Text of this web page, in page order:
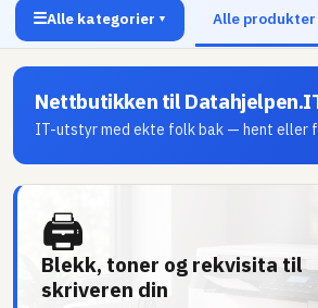
☰Alle kategorier ▼ Alle produkter
Nettbutikken til
IT-utstyr med ekte folk bak — hent eller
🖨
Blekk, toner og rekvisita til
skriveren din